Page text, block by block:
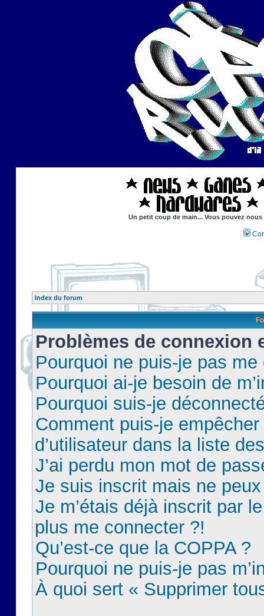
Un petit coup de main... Vous pouvez
Index du forum
Problèmes de connexion
Pourquoi ne puis-je pas
Pourquoi ai-je besoin de
Pourquoi suis-je
Comment puis-je
d’utilisateur dans la liste
J’ai perdu mon mot de
Je suis inscrit mais ne
Je m’étais déjà inscrit par
plus me connecter ?!
Qu’est-ce que la COPPA ?
Pourquoi ne puis-je pas
À quoi sert « Supprimer